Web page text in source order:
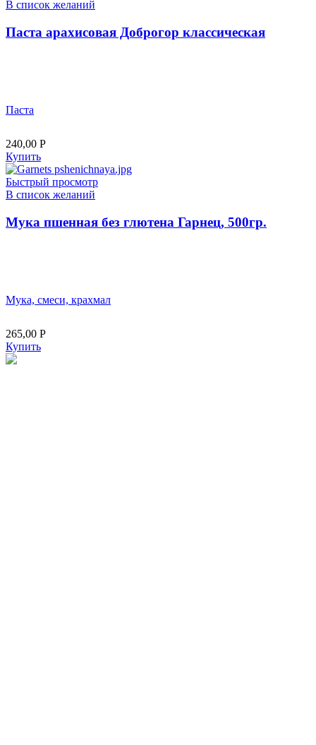
В список желаний
Паста арахисовая Доброгор классическая
Паста
240,00 Р
Купить
Быстрый просмотр
В список желаний
Мука пшенная без глютена Гарнец, 500гр.
Мука, смеси, крахмал
265,00 Р
Купить